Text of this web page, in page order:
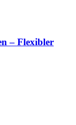
– Flexibler